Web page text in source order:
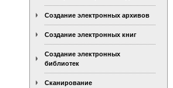
Создание электронных архивов
Создание электронных книг
Создание электронных
библиотек
Сканирование